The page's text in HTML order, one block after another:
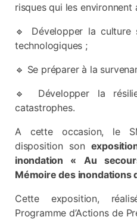
risques qui les
🔹️ Développer la culture
technologiques ;
🔹️ Se préparer à la
🔹️ Développer la
catastrophes.
A cette occasion, le
disposition son
inondation « Au
Mémoire des inondations
Cette exposition,
Programme d’Actions de